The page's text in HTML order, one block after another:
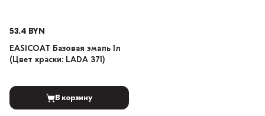
53.4 BYN
EASICOAT Базовая эмаль 1л
(Цвет краски: LADA 371)
В корзину